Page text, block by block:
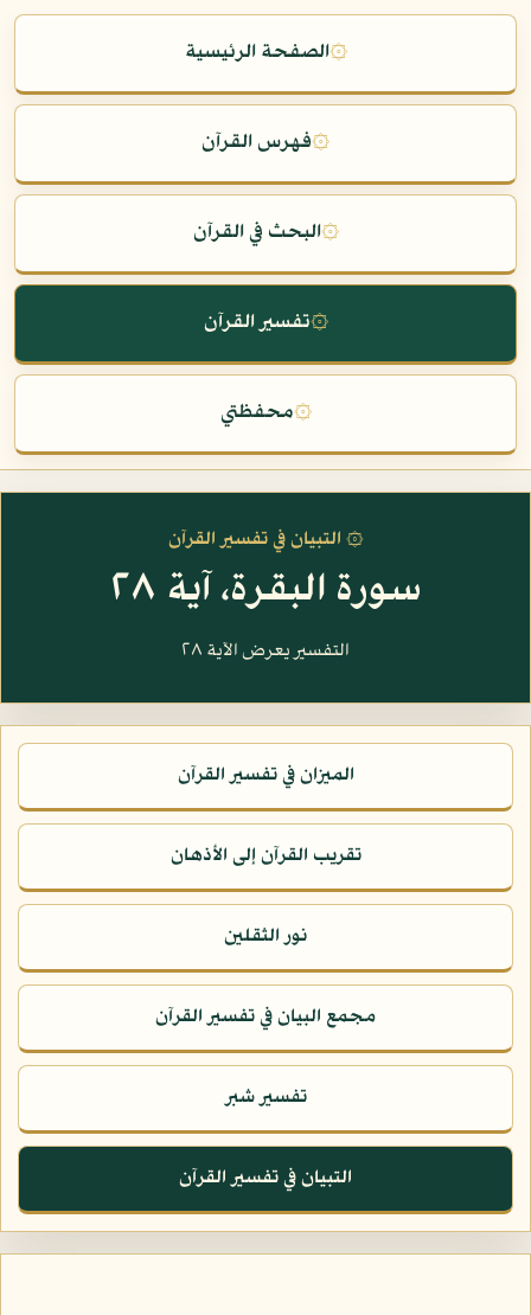
۞الصفحة الرئيسية
۞فهرس القرآن
۞البحث في القرآن
۞تفسير القرآن
۞محفظتي
۞ التبيان في تفسير القرآن
سورة البقرة، آية ٢٨
التفسير يعرض الآية ٢٨
الميزان في تفسير القرآن
تقريب القرآن إلى الأذهان
نور الثقلين
مجمع البيان في تفسير القرآن
تفسير شبر
التبيان في تفسير القرآن